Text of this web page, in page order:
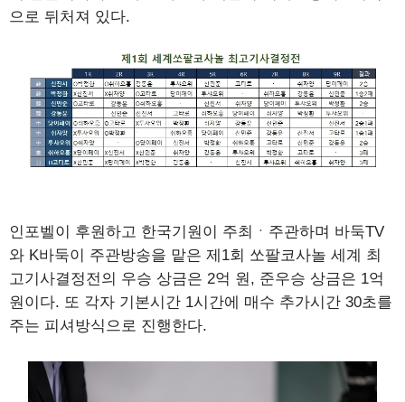
으로 뒤처져 있다.
인포벨이 후원하고 한국기원이 주최ㆍ주관하며 바둑TV
와 K바둑이 주관방송을 맡은 제1회 쏘팔코사놀 세계 최
고기사결정전의 우승 상금은 2억 원, 준우승 상금은 1억
원이다. 또 각자 기본시간 1시간에 매수 추가시간 30초를
주는 피셔방식으로 진행한다.